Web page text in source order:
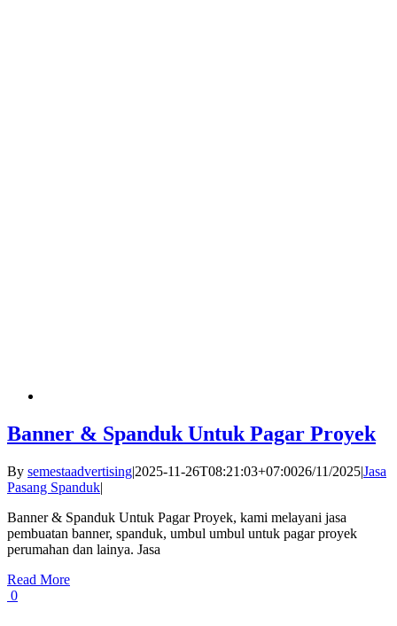
Banner & Spanduk Untuk Pagar Proyek
By semestaadvertising|2025-11-26T08:21:03+07:0026/11/2025|Jasa
Pasang Spanduk|
Banner & Spanduk Untuk Pagar Proyek, kami melayani jasa
pembuatan banner, spanduk, umbul umbul untuk pagar proyek
perumahan dan lainya. Jasa
Read More
0